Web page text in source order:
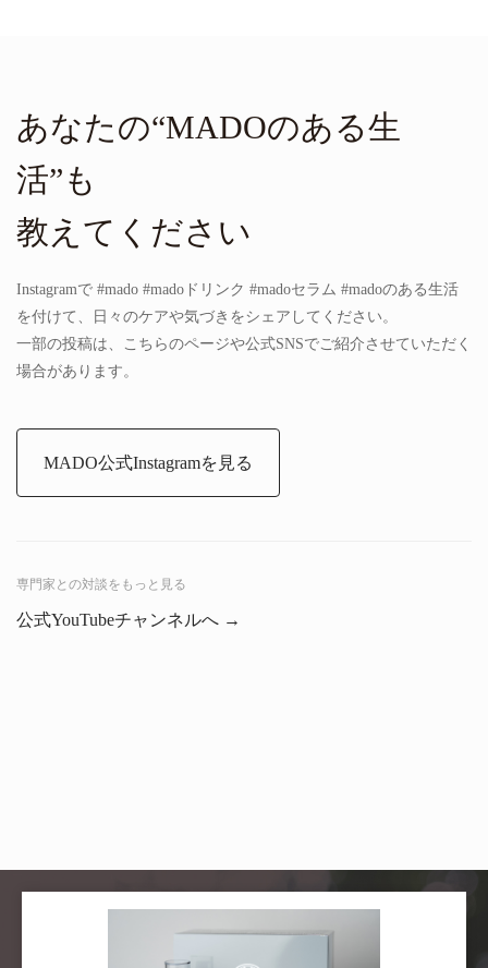
あなたの“MADOのある生
活”も
教えてください
Instagramで #mado #madoドリンク #madoセラム #madoのある生活
を付けて、日々のケアや気づきをシェアしてください。
一部の投稿は、こちらのページや公式SNSでご紹介させていただく
場合があります。
MADO公式Instagramを見る
専門家との対談をもっと見る
公式YouTubeチャンネルへ →